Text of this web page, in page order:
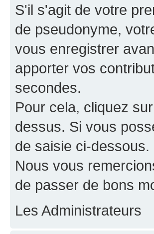
S'il s'agit de votre
de pseudonyme,
vous enregistrer
apporter vos
secondes.
Pour cela, cliquez
dessus. Si vous
de saisie ci-dessous.
Nous vous
de passer de bons
Les Administrateurs